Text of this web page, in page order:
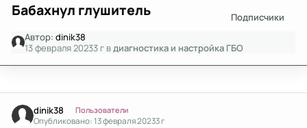
Бабахнул глушитель
Подписчики
Автор:dinik38
13 февраля 20233 г вдиагностика и настройка ГБО
dinik38 Пользователи
Опубликовано:13 февраля 20233 г